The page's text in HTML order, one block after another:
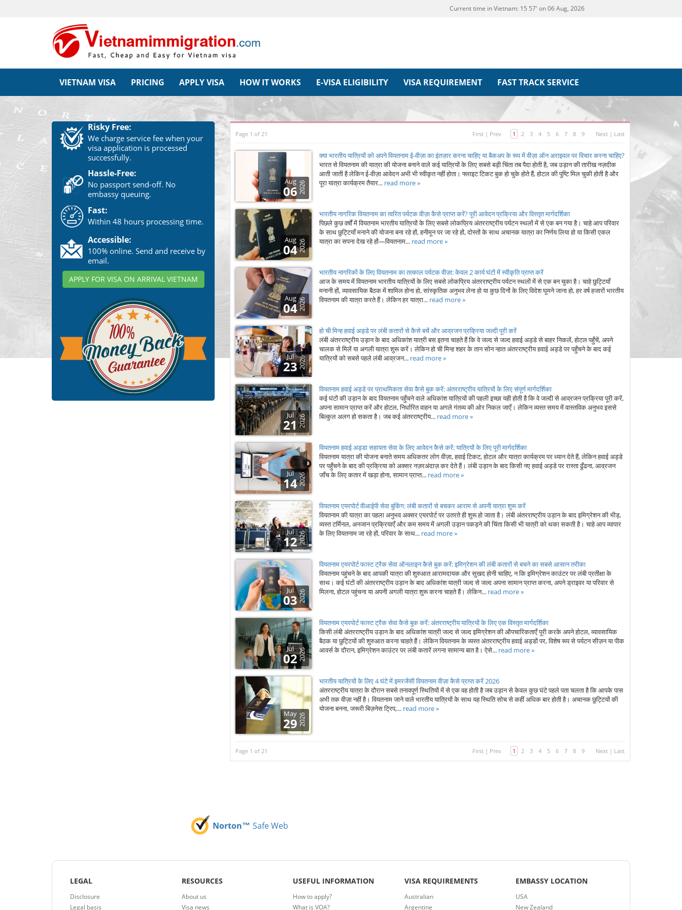
Current time in Vietnam: 15 57' on 06 Aug, 2026
VIETNAM VISA PRICING APPLY VISA HOW IT WORKS E-VISA ELIGIBILITY VISA REQUIREMENT FAST TRACK SERVICE
Risky Free:
We charge service fee when your
visa application is processed
successfully.
Hassle-Free:
No passport send-off. No
embassy queuing.
Fast:
Within 48 hours processing time.
Accessible:
100% online. Send and receive by
email.
APPLY FOR VISA ON ARRIVAL VIETNAM
Page 1 of 21 First | Prev 1 2 3 4 5 6 7 8 9 Next | Last
Aug
06 2026
क्या भारतीय यात्रियों को अपने वियतनाम ई-वीज़ा का इंतज़ार करना चाहिए या बैकअप के रूप में वीज़ा ऑन अराइवल पर विचार करना चाहिए?
भारत से वियतनाम की यात्रा की योजना बनाने वाले कई यात्रियों के लिए सबसे बड़ी चिंता तब पैदा होती है, जब उड़ान की तारीख नज़दीक
आती जाती है लेकिन ई-वीज़ा आवेदन अभी भी स्वीकृत नहीं होता। फ्लाइट टिकट बुक हो चुके होते हैं, होटल की पुष्टि मिल चुकी होती है और
पूरा यात्रा कार्यक्रम तैयार... read more »
Aug
042026
भारतीय नागरिक वियतनाम का त्वरित पर्यटक वीज़ा कैसे प्राप्त करें? पूरी आवेदन प्रक्रिया और विस्तृत मार्गदर्शिका
पिछले कुछ वर्षों में वियतनाम भारतीय यात्रियों के लिए सबसे लोकप्रिय अंतरराष्ट्रीय पर्यटन स्थलों में से एक बन गया है। चाहे आप परिवार
के साथ छुट्टियाँ मनाने की योजना बना रहे हों, हनीमून पर जा रहे हों, दोस्तों के साथ अचानक यात्रा का निर्णय लिया हो या किसी एकल
यात्रा का सपना देख रहे हों—वियतनाम... read more »
Aug
042026
भारतीय नागरिकों के लिए वियतनाम का तत्काल पर्यटक वीज़ा: केवल 2 कार्य घंटों में स्वीकृति प्राप्त करें
आज के समय में वियतनाम भारतीय यात्रियों के लिए सबसे लोकप्रिय अंतरराष्ट्रीय पर्यटन स्थलों में से एक बन चुका है। चाहे छुट्टियाँ
मनानी हों, व्यावसायिक बैठक में शामिल होना हो, सांस्कृतिक अनुभव लेना हो या कुछ दिनों के लिए विदेश घूमने जाना हो, हर वर्ष हजारों भारतीय
वियतनाम की यात्रा करते हैं। लेकिन हर यात्रा... read more »
Jul
232026
हो ची मिन्ह हवाई अड्डे पर लंबी कतारों से कैसे बचें और आव्रजन प्रक्रिया जल्दी पूरी करें
लंबी अंतरराष्ट्रीय उड़ान के बाद अधिकांश यात्री बस इतना चाहते हैं कि वे जल्द से जल्द हवाई अड्डे से बाहर निकलें, होटल पहुँचें, अपने
चालक से मिलें या अगली यात्रा शुरू करें। लेकिन हो ची मिन्ह शहर के तान सोन न्हात अंतरराष्ट्रीय हवाई अड्डे पर पहुँचने के बाद कई
यात्रियों को सबसे पहले लंबी आव्रजन... read more »
Jul
212026
वियतनाम हवाई अड्डे पर प्राथमिकता सेवा कैसे बुक करें: अंतरराष्ट्रीय यात्रियों के लिए संपूर्ण मार्गदर्शिका
कई घंटों की उड़ान के बाद वियतनाम पहुँचने वाले अधिकांश यात्रियों की पहली इच्छा यही होती है कि वे जल्दी से आव्रजन प्रक्रिया पूरी करें,
अपना सामान प्राप्त करें और होटल, निर्धारित वाहन या अगले गंतव्य की ओर निकल जाएँ। लेकिन व्यस्त समय में वास्तविक अनुभव इससे
बिल्कुल अलग हो सकता है। जब कई अंतरराष्ट्रीय... read more »
Jul
142026
वियतनाम हवाई अड्डा सहायता सेवा के लिए आवेदन कैसे करें: यात्रियों के लिए पूरी मार्गदर्शिका
वियतनाम यात्रा की योजना बनाते समय अधिकतर लोग वीज़ा, हवाई टिकट, होटल और यात्रा कार्यक्रम पर ध्यान देते हैं, लेकिन हवाई अड्डे
पर पहुँचने के बाद की प्रक्रिया को अक्सर नज़रअंदाज़ कर देते हैं। लंबी उड़ान के बाद किसी नए हवाई अड्डे पर रास्ता ढूँढना, आव्रजन
जाँच के लिए कतार में खड़ा होना, सामान प्राप्त... read more »
Jul
122026
वियतनाम एयरपोर्ट वीआईपी सेवा बुकिंग: लंबी कतारों से बचकर आराम से अपनी यात्रा शुरू करें
वियतनाम की यात्रा का पहला अनुभव अक्सर एयरपोर्ट पर उतरते ही शुरू हो जाता है। लंबी अंतरराष्ट्रीय उड़ान के बाद इमिग्रेशन की भीड़,
व्यस्त टर्मिनल, अनजान प्रक्रियाएँ और कम समय में अगली उड़ान पकड़ने की चिंता किसी भी यात्री को थका सकती है। चाहे आप व्यापार
के लिए वियतनाम जा रहे हों, परिवार के साथ... read more »
Jul
032026
वियतनाम एयरपोर्ट फास्ट ट्रैक सेवा ऑनलाइन कैसे बुक करें: इमिग्रेशन की लंबी कतारों से बचने का सबसे आसान तरीका
वियतनाम पहुंचने के बाद आपकी यात्रा की शुरुआत आरामदायक और सुखद होनी चाहिए, न कि इमिग्रेशन काउंटर पर लंबी प्रतीक्षा के
साथ। कई घंटों की अंतरराष्ट्रीय उड़ान के बाद अधिकांश यात्री जल्द से जल्द अपना सामान प्राप्त करना, अपने ड्राइवर या परिवार से
मिलना, होटल पहुंचना या अपनी अगली यात्रा शुरू करना चाहते हैं। लेकिन... read more »
Jul
022026
वियतनाम एयरपोर्ट फास्ट ट्रैक सेवा कैसे बुक करें: अंतरराष्ट्रीय यात्रियों के लिए एक विस्तृत मार्गदर्शिका
किसी लंबी अंतरराष्ट्रीय उड़ान के बाद अधिकांश यात्री जल्द से जल्द इमिग्रेशन की औपचारिकताएँ पूरी करके अपने होटल, व्यावसायिक
बैठक या छुट्टियों की शुरुआत करना चाहते हैं। लेकिन वियतनाम के व्यस्त अंतरराष्ट्रीय हवाई अड्डों पर, विशेष रूप से पर्यटन सीज़न या पीक
आवर्स के दौरान, इमिग्रेशन काउंटर पर लंबी कतारें लगना सामान्य बात है। ऐसे... read more »
May
29 2026
भारतीय यात्रियों के लिए 4 घंटे में इमरजेंसी वियतनाम वीज़ा कैसे प्राप्त करें 2026
अंतरराष्ट्रीय यात्रा के दौरान सबसे तनावपूर्ण स्थितियों में से एक वह होती है जब उड़ान से केवल कुछ घंटे पहले पता चलता है कि आपके पास
अभी तक वीज़ा नहीं है। वियतनाम जाने वाले भारतीय यात्रियों के साथ यह स्थिति सोच से कहीं अधिक बार होती है। अचानक छुट्टियों की
योजना बनना, जरूरी बिज़नेस ट्रिप,... read more »
Page 1 of 21 First | Prev 1 2 3 4 5 6 7 8 9 Next | Last
Norton™ Safe Web
LEGAL
Disclosure
Legal basis
RESOURCES
About us
Visa news
USEFUL INFORMATION
How to apply?
What is VOA?
VISA REQUIREMENTS
Australian
Argentine
EMBASSY LOCATION
USA
New Zealand